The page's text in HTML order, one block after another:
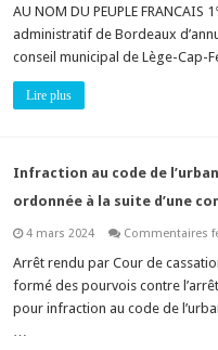
AU NOM DU PEUPLE
administratif de Bordeaux
conseil municipal de Lège-Cap-
Lire plus
Infraction au code de
ordonnée à la suite d’une
4 mars 2024 Commentaires
Arrêt rendu par Cour de
formé des pourvois contre
pour infraction au code de
…